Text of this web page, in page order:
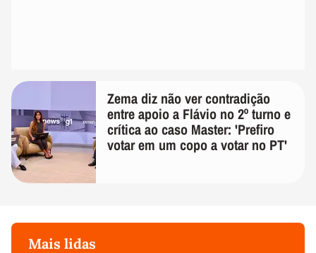
Zema diz não ver contradição
entre apoio a Flávio no 2º turno e
crítica ao caso Master: 'Prefiro
votar em um copo a votar no PT'
Mais lidas